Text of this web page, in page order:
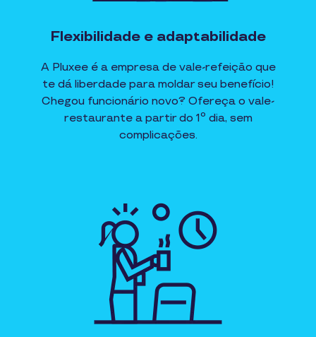
Flexibilidade e adaptabilidade
A Pluxee é a empresa de vale-refeição que
te dá liberdade para moldar seu benefício!
Chegou funcionário novo? Ofereça o vale-
restaurante a partir do 1º dia, sem
complicações.